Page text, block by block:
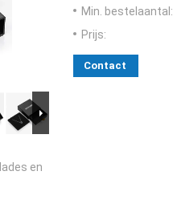
en
Min. bestelaantal:
Prijs:
Contact